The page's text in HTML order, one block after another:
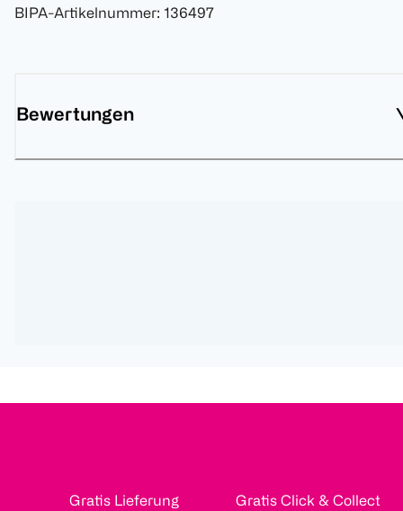
BIPA-Artikelnummer: 136497
Bewertungen
Gratis Lieferung
Gratis Click & Collect